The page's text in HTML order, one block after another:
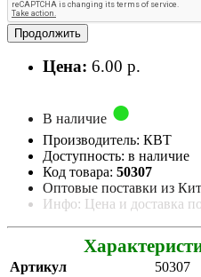
Продолжить
Цена: 6.00 р.
В наличие
Производитель: КВТ
Доступность: в наличие
Код товара: 50307
Оптовые поставки из
Инфо: Цена и доставка
Артикул
50307